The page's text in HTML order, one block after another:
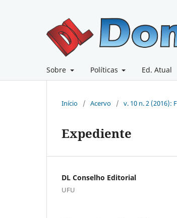
Sobre Políticas Ed. Atual
Início / Acervo / v. 10 n. 2 (2016):
Expediente
DL Conselho Editorial
UFU